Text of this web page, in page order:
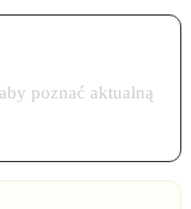
poznać aktualną